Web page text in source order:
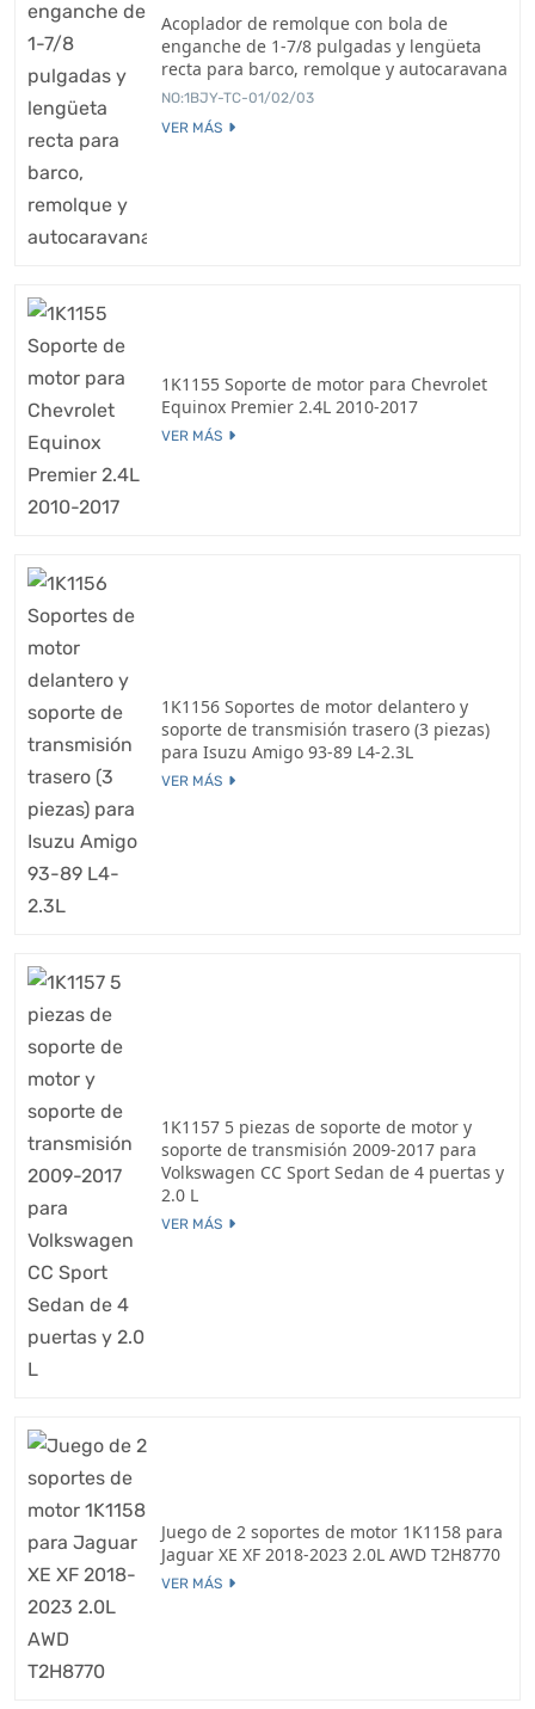
Acoplador de remolque con bola de
enganche de 1-7/8 pulgadas y lengüeta
recta para barco, remolque y autocaravana
NO:1BJY-TC-01/02/03
VER MÁS
1K1155 Soporte de motor para Chevrolet
Equinox Premier 2.4L 2010-2017
VER MÁS
1K1156 Soportes de motor delantero y
soporte de transmisión trasero (3 piezas)
para Isuzu Amigo 93-89 L4-2.3L
VER MÁS
1K1157 5 piezas de soporte de motor y
soporte de transmisión 2009-2017 para
Volkswagen CC Sport Sedan de 4 puertas y
2.0 L
VER MÁS
Juego de 2 soportes de motor 1K1158 para
Jaguar XE XF 2018-2023 2.0L AWD T2H8770
VER MÁS